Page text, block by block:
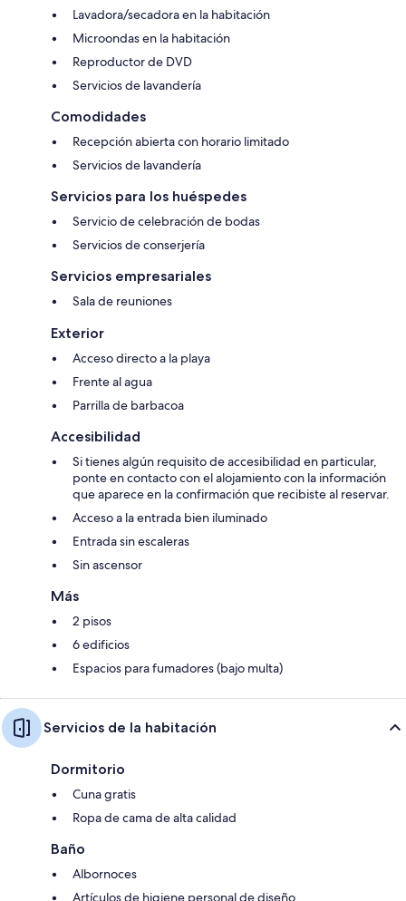
Lavadora/secadora en la habitación
Microondas en la habitación
Reproductor de DVD
Servicios de lavandería
Comodidades
Recepción abierta con horario limitado
Servicios de lavandería
Servicios para los huéspedes
Servicio de celebración de bodas
Servicios de conserjería
Servicios empresariales
Sala de reuniones
Exterior
Acceso directo a la playa
Frente al agua
Parrilla de barbacoa
Accesibilidad
Si tienes algún requisito de accesibilidad en particular,
ponte en contacto con el alojamiento con la información
que aparece en la confirmación que recibiste al reservar.
Acceso a la entrada bien iluminado
Entrada sin escaleras
Sin ascensor
Más
2 pisos
6 edificios
Espacios para fumadores (bajo multa)
Servicios de la habitación
Dormitorio
Cuna gratis
Ropa de cama de alta calidad
Baño
Albornoces
Artículos de higiene personal de diseño